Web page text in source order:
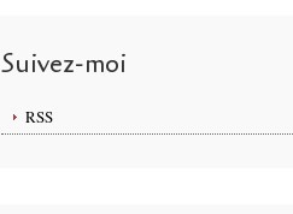
Suivez-moi
RSS